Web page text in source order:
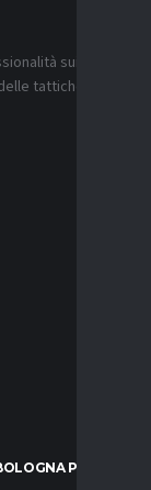
sui
tattiche
PER IL